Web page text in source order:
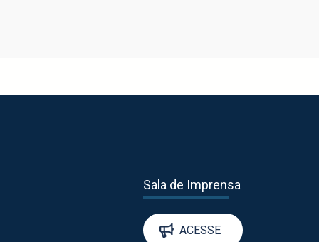
Sala de Imprensa
ACESSE